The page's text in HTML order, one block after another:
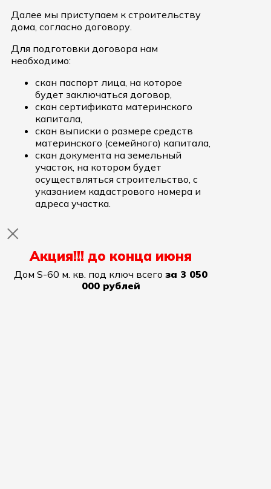
Далее мы приступаем к строительству
дома, согласно договору.
Для подготовки договора нам
необходимо:
скан паспорт лица, на которое
будет заключаться договор,
скан сертификата материнского
капитала,
скан выписки о размере средств
материнского (семейного) капитала,
скан документа на земельный
участок, на котором будет
осуществляться строительство, с
указанием кадастрового номера и
адреса участка.
Акция!!! до конца июня
Дом S-60 м. кв. под ключ всего за 3 050
000 рублей